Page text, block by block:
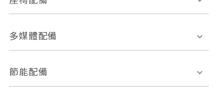
恆溫空調
ABS防鎖死
車道偏離警示
皮椅
多媒體配備
外部音源接入
節能配備